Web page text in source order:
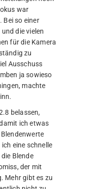
war
Bei so einer
die vielen
für die Kamera
zu
Ausschuss
ja sowieso
machte
belassen,
ich etwas
eine schnelle
Blende
der mit
Mehr gibt es zu